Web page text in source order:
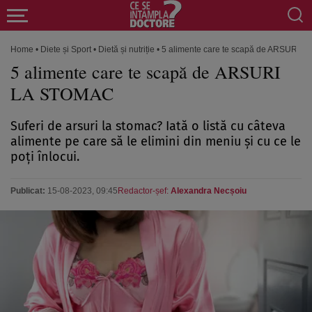
Home • Diete și Sport • Dietă și nutriție • 5 alimente care te scapă de ARSURI
5 alimente care te scapă de ARSURI
LA STOMAC
Suferi de arsuri la stomac? Iată o listă cu câteva
alimente pe care să le elimini din meniu și cu ce le
poți înlocui.
Publicat: 15-08-2023, 09:45 Redactor-șef: Alexandra Necșoiu